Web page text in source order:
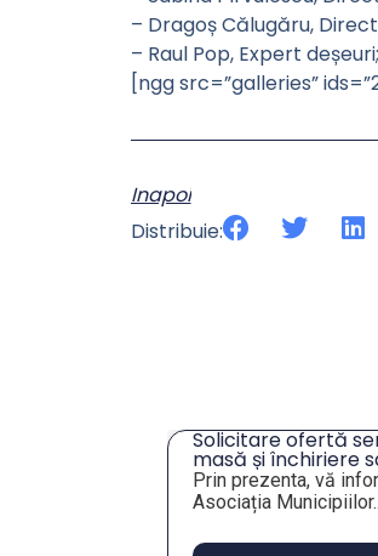
– Dragoș Călugăru,
– Raul Pop, Expert deșeuri;
[ngg src=”galleries”
Inapoi
Distribuie:
Solicitare ofertă
masă și închiriere
Tulcea
Prin prezenta, vă
Asociația Municipiilor...